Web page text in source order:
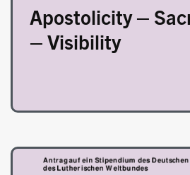
Apostolicity –
– Visibility
Image